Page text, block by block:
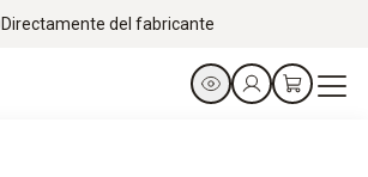
Directamente del fabricante